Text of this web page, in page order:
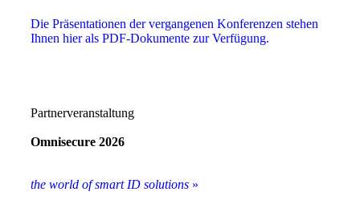
Die Präsentationen der vergangenen Konferenzen stehen
Ihnen hier als PDF-Dokumente zur Verfügung.
Partnerveranstaltung
Omnisecure 2026
the world of smart ID solutions »